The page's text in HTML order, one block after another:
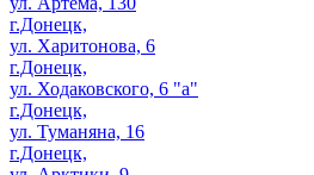
г.Донецк,
ул. Харитонова, 6
г.Донецк,
ул. Ходаковского, 6 "а"
г.Донецк,
ул. Туманяна, 16
г.Донецк,